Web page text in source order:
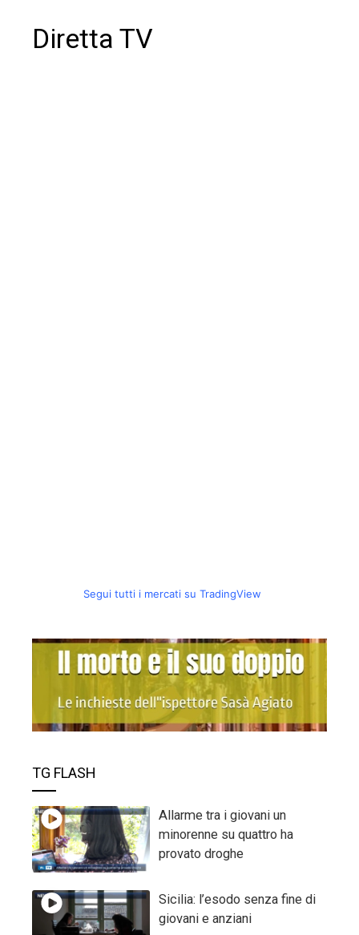
Diretta TV
Segui tutti i mercati su TradingView
TG FLASH
Allarme tra i giovani un
minorenne su quattro ha
provato droghe
Sicilia: l’esodo senza fine di
giovani e anziani